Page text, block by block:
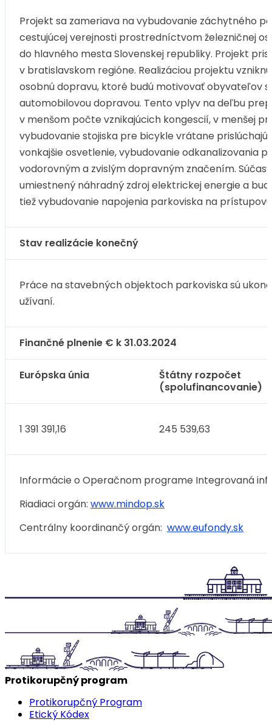
Projekt sa zameriava na vybudovanie záchytného
cestujúcej verejnosti prostredníctvom železničnej
do hlavného mesta Slovenskej republiky. Projekt
v bratislavskom regióne. Realizáciou projektu
osobnú dopravu, ktoré budú motivovať obyvateľov
automobilovou dopravou. Tento vplyv na deľbu
v menšom počte vznikajúcich kongescií, v menšej
vybudovanie stojiska pre bicykle vrátane
vonkajšie osvetlenie, vybudovanie odkanalizovania
vodorovným a zvislým dopravným značením.
umiestnený náhradný zdroj elektrickej energie a
tiež vybudovanie napojenia parkoviska na
Stav realizácie konečný
Práce na stavebných objektoch parkoviska sú
užívaní.
Finančné plnenie € k 31.03.2024
Európska únia
Štátny rozpočet
(spolufinancovanie)
1 391 391,16 245 539,63
Informácie o Operačnom programe Integrovaná
Riadiaci orgán: www.mindop.sk
Centrálny koordinančý orgán: www.eufondy.sk
Protikorupčný program
Protikorupčný Program
Etický Kódex